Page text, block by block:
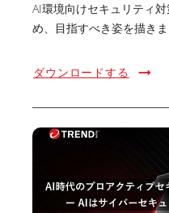
AI環境向けセキュリティ
め、目指すべき姿を描きま
ダウンロードする